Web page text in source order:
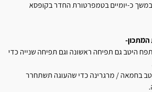
כ-יומיים בטמפרטורת החדר בקופסא
היטב גם תפיחה ראשונה וגם תפיחה שנייה כדי
בחמאה / מרגרינה כדי שהעוגה תשתחרר